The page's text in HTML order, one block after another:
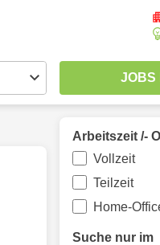
Arbeitszeit /-
Vollzeit
Teilzeit
Home-
Suche nur im